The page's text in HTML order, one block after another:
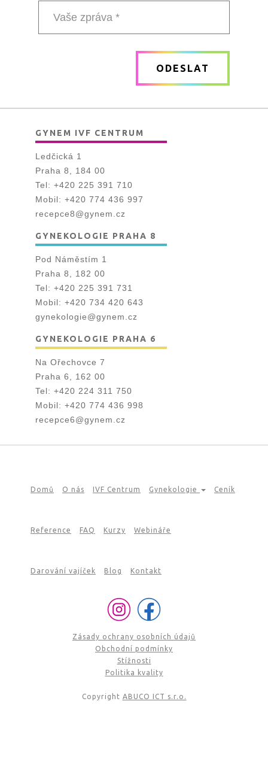
ODESLAT
GYNEM IVF CENTRUM
Ledčická 1
Praha 8, 184 00
Tel: +420 225 391 710
Mobil: +420 774 436 997
recepce8@gynem.cz
GYNEKOLOGIE PRAHA 8
Pod Náměstím 1
Praha 8, 182 00
Tel: +420 225 391 731
Mobil: +420 734 420 643
gynekologie@gynem.cz
GYNEKOLOGIE PRAHA 6
Na Ořechovce 7
Praha 6, 162 00
Tel: +420 224 311 750
Mobil: +420 774 436 998
recepce6@gynem.cz
Domů O nás IVF Centrum Gynekologie Ceník
Reference FAQ Kurzy Webináře
Darování vajíček Blog Kontakt
Zásady ochrany osobních údajů
Obchodní podmínky
Stížnosti
Politika kvality
Copyright ABUCO ICT s.r.o.